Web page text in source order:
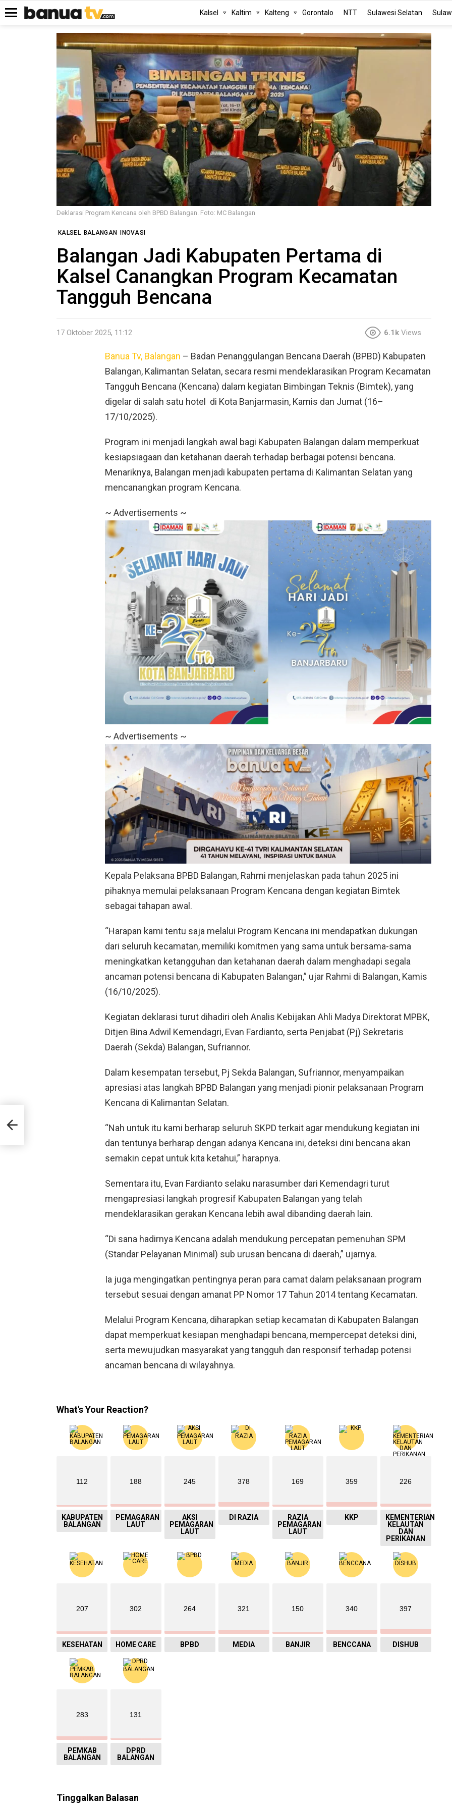
Kalsel Kaltim Kalteng Gorontalo NTT Sulawesi Selatan
Deklarasi Program Kencana oleh BPBD Balangan. Foto: MC Balangan
KALSEL BALANGAN INOVASI
Balangan Jadi Kabupaten Pertama di
Kalsel Canangkan Program Kecamatan
Tangguh Bencana
17 Oktober 2025, 11:12 6.1k Views
Banua Tv, Balangan – Badan Penanggulangan Bencana Daerah (BPBD) Kabupaten
Balangan, Kalimantan Selatan, secara resmi mendeklarasikan Program Kecamatan
Tangguh Bencana (Kencana) dalam kegiatan Bimbingan Teknis (Bimtek), yang
digelar di salah satu hotel di Kota Banjarmasin, Kamis dan Jumat (16–
17/10/2025).
Program ini menjadi langkah awal bagi Kabupaten Balangan dalam memperkuat
kesiapsiagaan dan ketahanan daerah terhadap berbagai potensi bencana.
Menariknya, Balangan menjadi kabupaten pertama di Kalimantan Selatan yang
mencanangkan program Kencana.
~ Advertisements ~
~ Advertisements ~
Kepala Pelaksana BPBD Balangan, Rahmi menjelaskan pada tahun 2025 ini
pihaknya memulai pelaksanaan Program Kencana dengan kegiatan Bimtek
sebagai tahapan awal.
“Harapan kami tentu saja melalui Program Kencana ini mendapatkan dukungan
dari seluruh kecamatan, memiliki komitmen yang sama untuk bersama-sama
meningkatkan ketangguhan dan ketahanan daerah dalam menghadapi segala
ancaman potensi bencana di Kabupaten Balangan,” ujar Rahmi di Balangan, Kamis
(16/10/2025).
Kegiatan deklarasi turut dihadiri oleh Analis Kebijakan Ahli Madya Direktorat MPBK,
Ditjen Bina Adwil Kemendagri, Evan Fardianto, serta Penjabat (Pj) Sekretaris
Daerah (Sekda) Balangan, Sufriannor.
Dalam kesempatan tersebut, Pj Sekda Balangan, Sufriannor, menyampaikan
apresiasi atas langkah BPBD Balangan yang menjadi pionir pelaksanaan Program
Kencana di Kalimantan Selatan.
“Nah untuk itu kami berharap seluruh SKPD terkait agar mendukung kegiatan ini
dan tentunya berharap dengan adanya Kencana ini, deteksi dini bencana akan
semakin cepat untuk kita ketahui,” harapnya.
Sementara itu, Evan Fardianto selaku narasumber dari Kemendagri turut
mengapresiasi langkah progresif Kabupaten Balangan yang telah
mendeklarasikan gerakan Kencana lebih awal dibanding daerah lain.
“Di sana hadirnya Kencana adalah mendukung percepatan pemenuhan SPM
(Standar Pelayanan Minimal) sub urusan bencana di daerah,” ujarnya.
Ia juga mengingatkan pentingnya peran para camat dalam pelaksanaan program
tersebut sesuai dengan amanat PP Nomor 17 Tahun 2014 tentang Kecamatan.
Melalui Program Kencana, diharapkan setiap kecamatan di Kabupaten Balangan
dapat memperkuat kesiapan menghadapi bencana, mempercepat deteksi dini,
serta mewujudkan masyarakat yang tangguh dan responsif terhadap potensi
ancaman bencana di wilayahnya.
What's Your Reaction?
112
KABUPATEN
BALANGAN
188
PEMAGARAN
LAUT
245
AKSI
PEMAGARAN
LAUT
378
DI RAZIA
169
RAZIA
PEMAGARAN
LAUT
359
KKP
226
KEMENTERIAN
KELAUTAN
DAN
PERIKANAN
207
KESEHATAN
302
HOME CARE
264
BPBD
321
MEDIA
150
BANJIR
340
BENCCANA
397
DISHUB
283
PEMKAB
BALANGAN
131
DPRD
BALANGAN
Tinggalkan Balasan